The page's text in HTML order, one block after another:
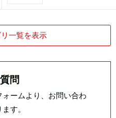
一覧を表示
問
ームより、お問い合わ
す。